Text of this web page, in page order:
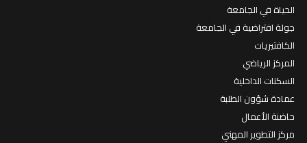
الحياة في الجامعة
جولة افتراضية في الجامعة
الكافتيريات
المركز الرياضي
السكنات الداخلية
عمادة شؤون الطلبة
حاضنة الأعمال
مركز التطوير المهني